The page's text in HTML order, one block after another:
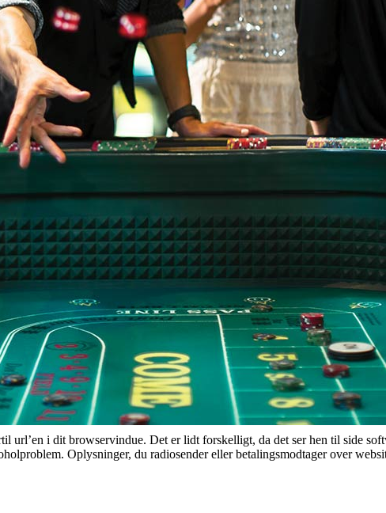
i dit browservindue. Det er lidt forskelligt, da det ser hen til side
Oplysninger, du radiosender eller betalingsmodtager over